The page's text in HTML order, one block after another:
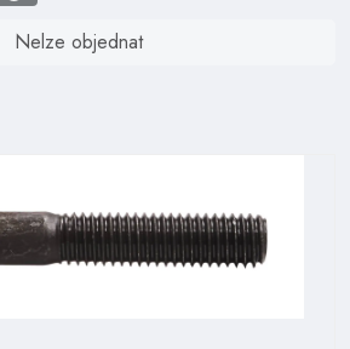
Nelze objednat